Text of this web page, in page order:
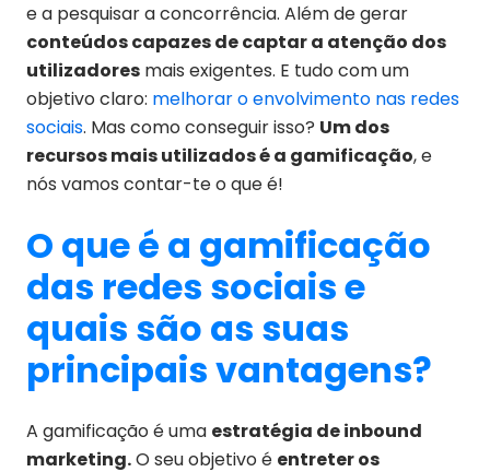
e a pesquisar a concorrência. Além de gerar
conteúdos capazes de captar a atenção dos
utilizadores mais exigentes. E tudo com um
objetivo claro: melhorar o envolvimento nas redes
sociais. Mas como conseguir isso? Um dos
recursos mais utilizados é a gamificação, e
nós vamos contar-te o que é!
O que é a gamificação
das redes sociais e
quais são as suas
principais vantagens?
A gamificação é uma estratégia de inbound
marketing.O seu objetivo é entreter os